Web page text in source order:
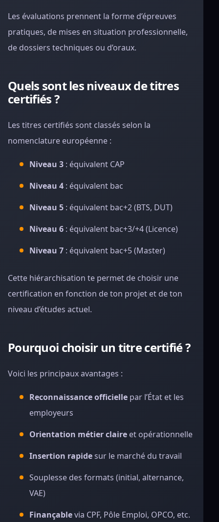
Les évaluations prennent la forme d’épreuves
pratiques, de mises en situation professionnelle,
de dossiers techniques ou d’oraux.
Quels sont les niveaux de titres
certifiés ?
Les titres certifiés sont classés selon la
nomenclature européenne :
Niveau 3 : équivalent CAP
Niveau 4 : équivalent bac
Niveau 5 : équivalent bac+2 (BTS, DUT)
Niveau 6 : équivalent bac+3/+4 (Licence)
Niveau 7 : équivalent bac+5 (Master)
Cette hiérarchisation te permet de choisir une
certification en fonction de ton projet et de ton
niveau d’études actuel.
Pourquoi choisir un titre certifié ?
Voici les principaux avantages :
Reconnaissance officielle par l’État et les
employeurs
Orientation métier claire et opérationnelle
Insertion rapidesur le marché du travail
Souplesse des formats (initial, alternance,
VAE)
Finançablevia CPF, Pôle Emploi, OPCO, etc.